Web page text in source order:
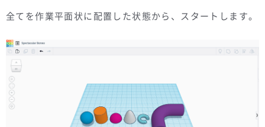
全てを作業平面状に配置した状態から、スタートします。